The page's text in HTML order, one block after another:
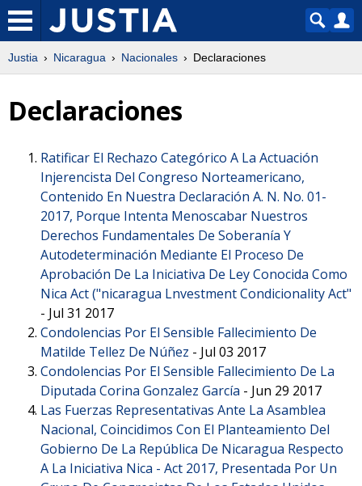
Justia Nicaragua Nacionales Declaraciones
Declaraciones
Ratificar El Rechazo Categórico A La Actuación
Injerencista Del Congreso Norteamericano,
Contenido En Nuestra Declaración A. N. No. 01-
2017, Porque Intenta Menoscabar Nuestros
Derechos Fundamentales De Soberanía Y
Autodeterminación Mediante El Proceso De
Aprobación De La Iniciativa De Ley Conocida Como
Nica Act ("nicaragua Lnvestment Condicionality Act"
- Jul 31 2017
Condolencias Por El Sensible Fallecimiento De
Matilde Tellez De Núñez - Jul 03 2017
Condolencias Por El Sensible Fallecimiento De La
Diputada Corina Gonzalez García - Jun 29 2017
Las Fuerzas Representativas Ante La Asamblea
Nacional, Coincidimos Con El Planteamiento Del
Gobierno De La República De Nicaragua Respecto
A La Iniciativa Nica - Act 2017, Presentada Por Un